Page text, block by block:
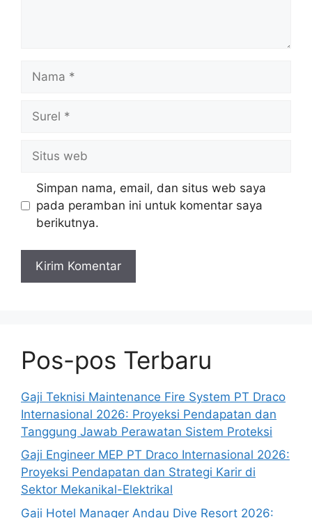
Nama
Surel
Situs
web
Simpan nama, email, dan situs web saya
pada peramban ini untuk komentar saya
berikutnya.
Pos-pos Terbaru
Gaji Teknisi Maintenance Fire System PT Draco
Internasional 2026: Proyeksi Pendapatan dan
Tanggung Jawab Perawatan Sistem Proteksi
Gaji Engineer MEP PT Draco Internasional 2026:
Proyeksi Pendapatan dan Strategi Karir di
Sektor Mekanikal-Elektrikal
Gaji Hotel Manager Andau Dive Resort 2026: